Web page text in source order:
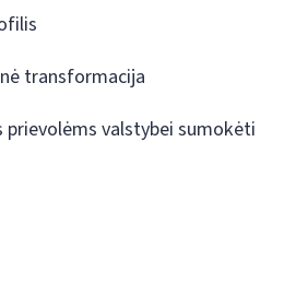
transformacija
prievolėms valstybei sumokėti